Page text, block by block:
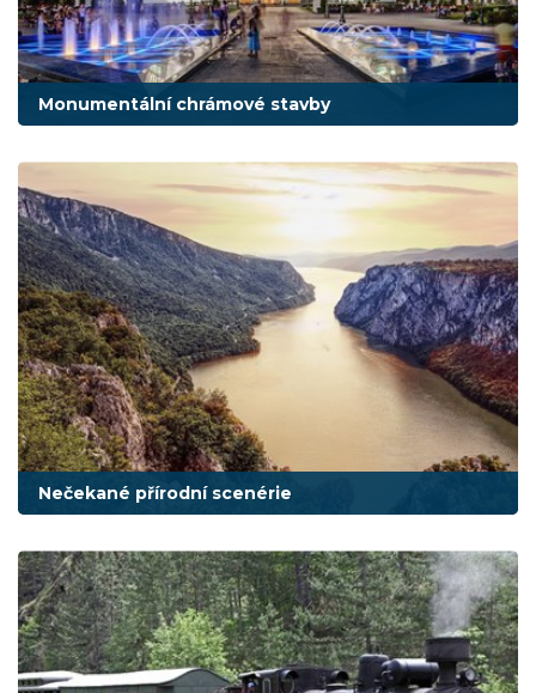
Monumentální chrámové stavby
Nečekané přírodní scenérie